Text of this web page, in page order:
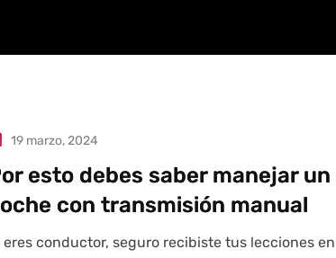
19 marzo, 2024
esto debes saber manejar un
con transmisión manual
eres conductor, seguro recibiste tus lecciones